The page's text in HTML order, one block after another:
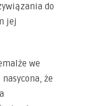
do
jej
we
że